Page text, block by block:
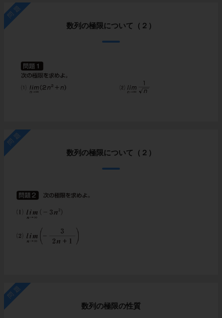
問題
数列の極限について（２）
問題
数列の極限について（２）
問題
数列の極限の性質